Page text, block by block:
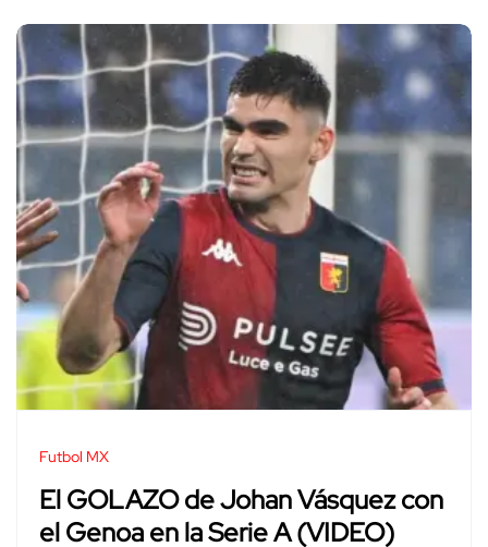
Futbol MX
El GOLAZO de Johan Vásquez con
el Genoa en la Serie A (VIDEO)